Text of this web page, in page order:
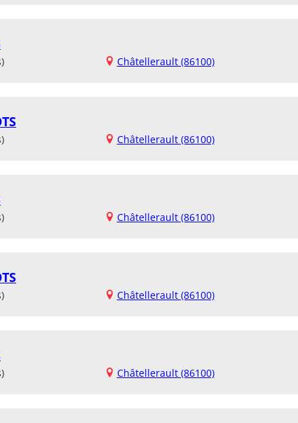
Châtellerault (86100)
Châtellerault (86100)
Châtellerault (86100)
Châtellerault (86100)
Châtellerault (86100)